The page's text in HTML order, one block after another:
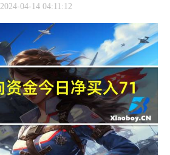
2024-04-14 04:11:12